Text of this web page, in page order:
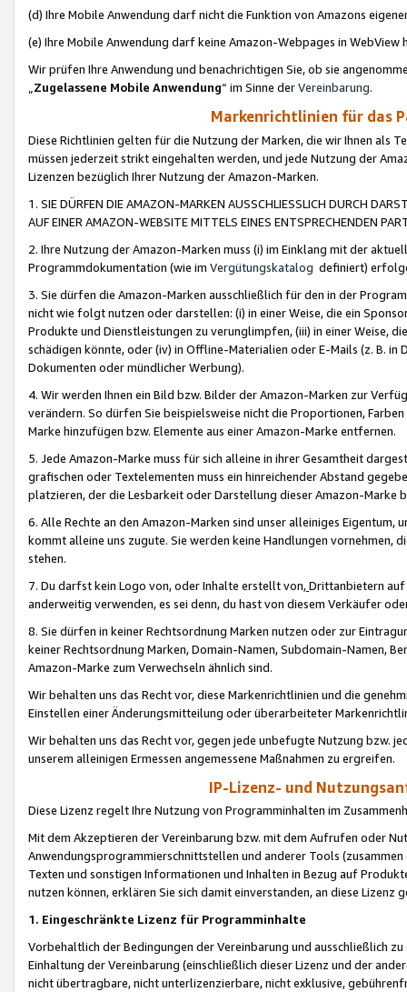
(d) Ihre Mobile Anwendung darf nicht die Funktion von Amazons
(e) Ihre Mobile Anwendung darf keine Amazon-Webpages in WebView
Wir prüfen Ihre Anwendung und benachrichtigen Sie, ob sie
„Zugelassene Mobile Anwendung“ im Sinne derVereinbarung.
Markenrichtlinien für das
Diese Richtlinien gelten für die Nutzung der Marken, die wir Ihnen als
müssen jederzeit strikt eingehalten werden, und jede Nutzung der
Lizenzen bezüglich Ihrer Nutzung der Amazon-Marken.
1. SIE DÜRFEN DIE AMAZON-MARKEN AUSSCHLIESSLICH DURCH
AUF EINER AMAZON-WEBSITE MITTELS EINES ENTSPRECHENDEN
2. Ihre Nutzung der Amazon-Marken muss (i) im Einklang mit der
Programmdokumentation (wie im Vergütungskatalog definiert)
3. Sie dürfen die Amazon-Marken ausschließlich für den in der
nicht wie folgt nutzen oder darstellen: (i) in einer Weise, die ein
Produkte und Dienstleistungen zu verunglimpfen, (iii) in einer Weise,
schädigen könnte, oder (iv) in Offline-Materialien oder E-Mails (z. B. in
Dokumenten oder mündlicher Werbung).
4. Wir werden Ihnen ein Bild bzw. Bilder der Amazon-Marken zur
verändern. So dürfen Sie beispielsweise nicht die Proportionen,
Marke hinzufügen bzw. Elemente aus einer Amazon-Marke entfernen.
5. Jede Amazon-Marke muss für sich alleine in ihrer Gesamtheit
grafischen oder Textelementen muss ein hinreichender Abstand
platzieren, der die Lesbarkeit oder Darstellung dieser Amazon-Marke
6. Alle Rechte an den Amazon-Marken sind unser alleiniges
kommt alleine uns zugute. Sie werden keine Handlungen vornehmen,
stehen.
7. Du darfst kein Logo von, oder Inhalte erstellt von,Drittanbietern auf
anderweitig verwenden, es sei denn, du hast von diesem Verkäufer
8. Sie dürfen in keiner Rechtsordnung Marken nutzen oder zur
keiner Rechtsordnung Marken, Domain-Namen, Subdomain-Namen,
Amazon-Marke zum Verwechseln ähnlich sind.
Wir behalten uns das Recht vor, diese Markenrichtlinien und die
Einstellen einer Änderungsmitteilung oder überarbeiteter
Wir behalten uns das Recht vor, gegen jede unbefugte Nutzung bzw.
unserem alleinigen Ermessen angemessene Maßnahmen zu ergreifen.
IP-Lizenz- und
Diese Lizenz regelt Ihre Nutzung von Programminhalten im
Mit dem Akzeptieren der Vereinbarung bzw. mit dem Aufrufen oder
Anwendungsprogrammierschnittstellen und anderer Tools (zusammen
Texten und sonstigen Informationen und Inhalten in Bezug auf
nutzen können, erklären Sie sich damit einverstanden, an diese Lizenz
1. Eingeschränkte Lizenz für Programminhalte
Vorbehaltlich der Bedingungen der Vereinbarung und ausschließlich
Einhaltung der Vereinbarung (einschließlich dieser Lizenz und der
nicht übertragbare, nicht unterlizenzierbare, nicht exklusive,